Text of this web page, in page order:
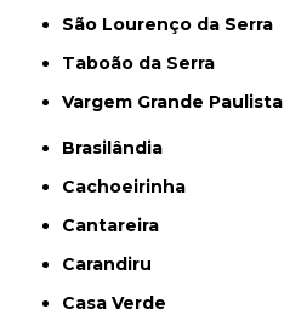
São Lourenço da Serra
Taboão da Serra
Vargem Grande Paulista
Brasilândia
Cachoeirinha
Cantareira
Carandiru
Casa Verde